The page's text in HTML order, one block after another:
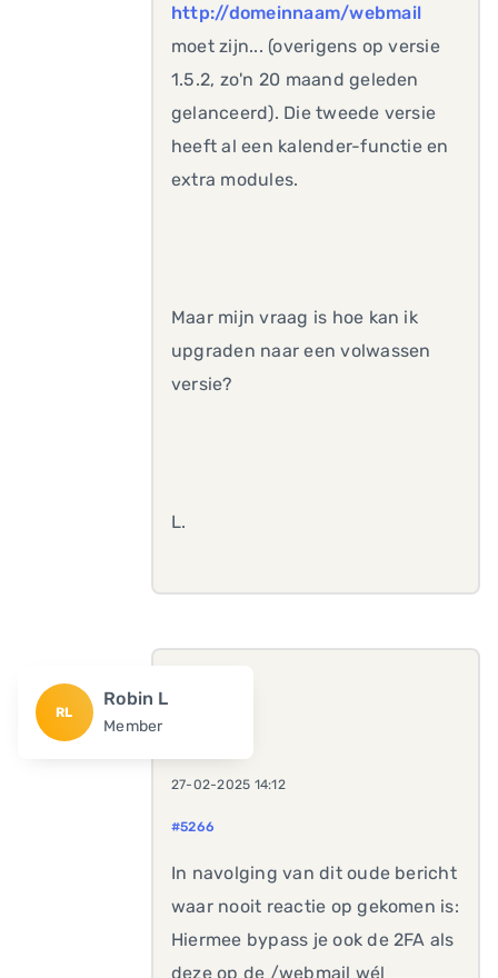
http://domeinnaam/webmail
moet zijn... (overigens op versie
1.5.2, zo'n 20 maand geleden
gelanceerd). Die tweede versie
heeft al een kalender-functie en
extra modules.
Maar mijn vraag is hoe kan ik
upgraden naar een volwassen
versie?
L.
RL
Robin L
Member
27-02-2025 14:12
#5266
In navolging van dit oude bericht
waar nooit reactie op gekomen is:
Hiermee bypass je ook de 2FA als
deze op de /webmail wél